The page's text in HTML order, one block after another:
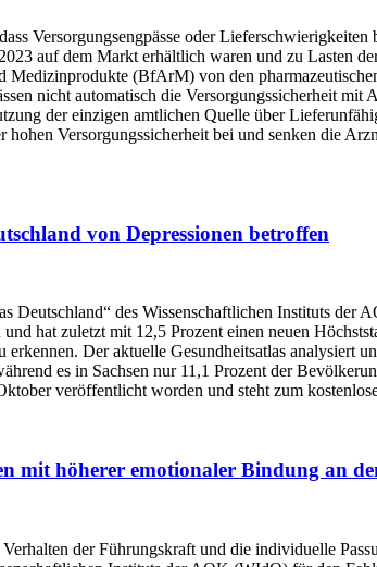
Versorgungsengpässe oder
auf dem Markt erhältlich waren und zu Lasten
(BfArM) von den
nicht automatisch die Versorgungssicherheit
der einzigen amtlichen Quelle über
Versorgungssicherheit bei und senken die
von Depressionen betroffen
Deutschland“ des Wissenschaftlichen Instituts
hat zuletzt mit 12,5 Prozent einen neuen
Der aktuelle Gesundheitsatlas analysiert
es in Sachsen nur 11,1 Prozent der
veröffentlicht worden und steht zum
mit höherer emotionaler Bindung an
der Führungskraft und die individuelle